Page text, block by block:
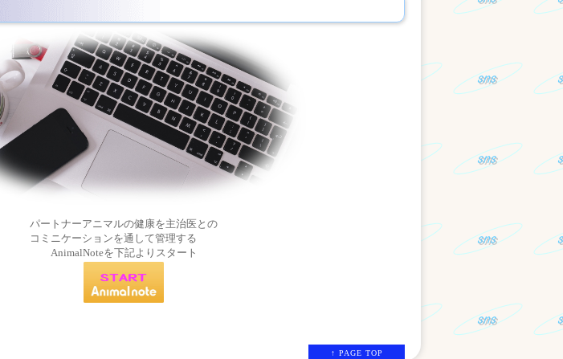
パートナーアニマルの健康を主治医との
コミニケーションを通して管理する
AnimalNoteを下記よりスタート
↑ PAGE TOP